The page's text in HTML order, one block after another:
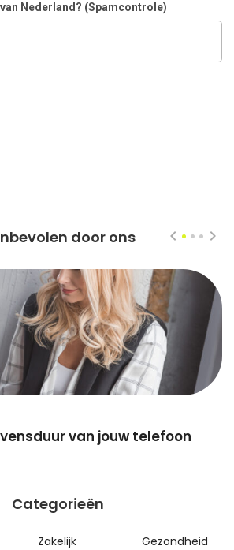
Nederland? (Spamcontrole)
door ons
van jouw telefoon
Categorieën
Zakelijk Gezondheid